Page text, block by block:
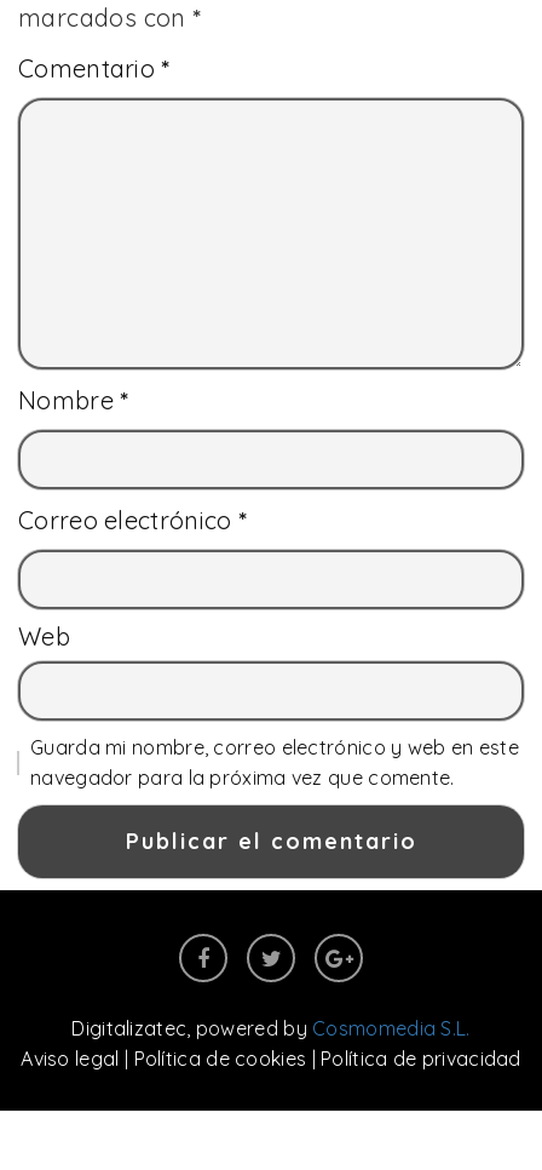
marcados con*
Comentario*
Nombre*
Correo electrónico *
Web
Guarda mi nombre, correo electrónico y web en este
navegador para la próxima vez que comente.
Digitalizatec , powered by Cosmomedia S.L.
Aviso legal | Política de cookies | Política de privacidad